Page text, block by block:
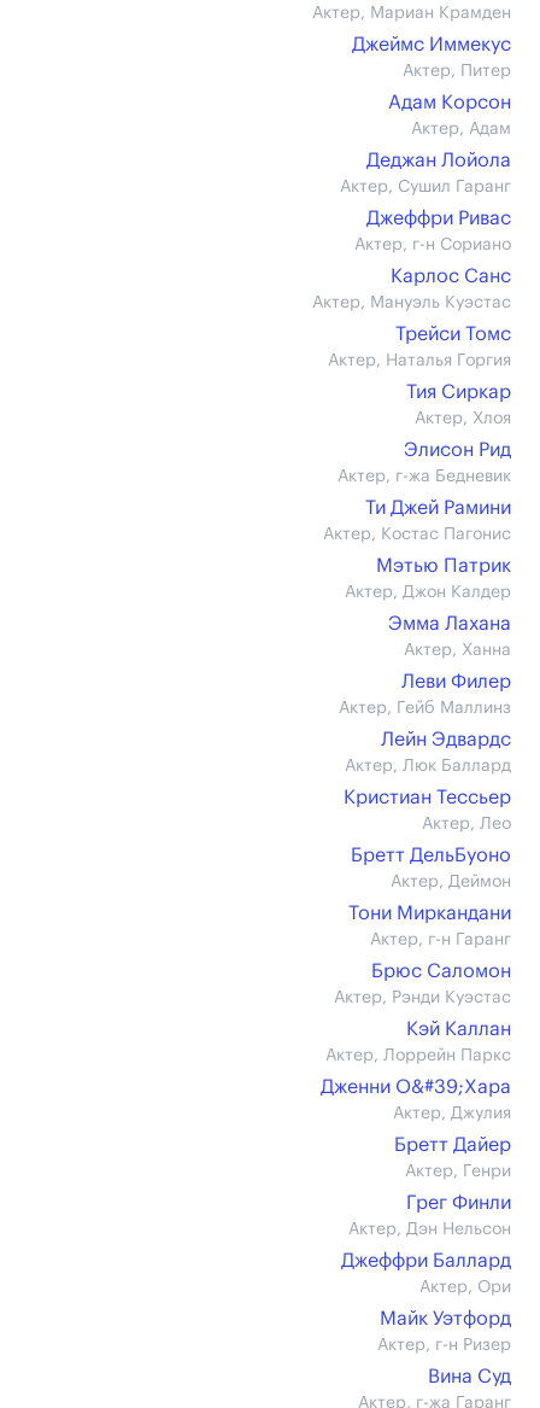
Актер, Мариан Крамден
Джеймс Иммекус
Актер, Питер
Адам Корсон
Актер, Адам
Деджан Лойола
Актер, Сушил Гаранг
Джеффри Ривас
Актер, г-н Сориано
Карлос Санс
Актер, Мануэль Куэстас
Трейси Томс
Актер, Наталья Горгия
Тия Сиркар
Актер, Хлоя
Элисон Рид
Актер, г-жа Бедневик
Ти Джей Рамини
Актер, Костас Пагонис
Мэтью Патрик
Актер, Джон Калдер
Эмма Лахана
Актер, Ханна
Леви Филер
Актер, Гейб Маллинз
Лейн Эдвардс
Актер, Люк Баллард
Кристиан Тессьер
Актер, Лео
Бретт ДельБуоно
Актер, Деймон
Тони Миркандани
Актер, г-н Гаранг
Брюс Саломон
Актер, Рэнди Куэстас
Кэй Каллан
Актер, Лоррейн Паркс
Дженни О&#39;Хара
Актер, Джулия
Бретт Дайер
Актер, Генри
Грег Финли
Актер, Дэн Нельсон
Джеффри Баллард
Актер, Ори
Майк Уэтфорд
Актер, г-н Ризер
Вина Суд
Актер, г-жа Гаранг